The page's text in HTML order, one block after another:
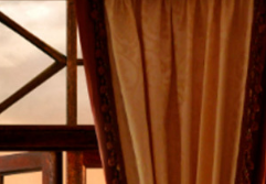
стена
Серые